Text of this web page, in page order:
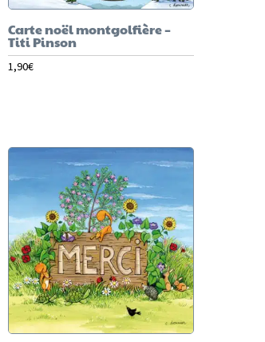
Carte noël montgolfière –
Titi Pinson
1,90€